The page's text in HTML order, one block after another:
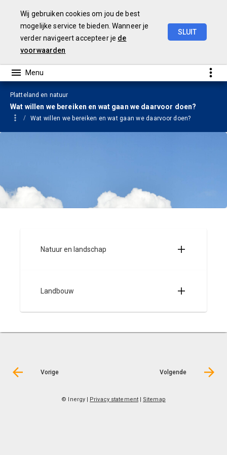
Wij gebruiken cookies om jou de best
mogelijke service te bieden. Wanneer je
verder navigeert accepteer je de
voorwaarden
SLUIT
Platteland en natuur
Wat willen we bereiken en wat gaan we daarvoor doen?
Wat willen we bereiken en wat gaan we daarvoor doen?
Natuur en landschap
Landbouw
Vorige Volgende
© Inergy | Privacy statement| Sitemap